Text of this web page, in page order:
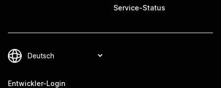
Service-Status
Entwickler-Login